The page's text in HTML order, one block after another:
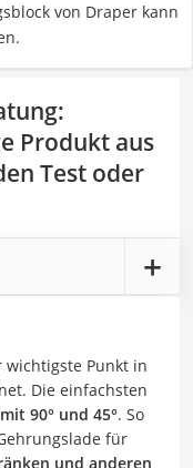
von Draper kann
:
Produkt aus
Test oder
Punkt in
Die einfachsten
90° und 45°. So
für
und anderen